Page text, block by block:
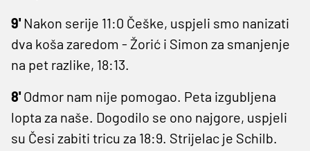
9' Nakon serije 11:0 Češke, uspjeli smo nanizati
dva koša zaredom - Žorić i Simon za smanjenje
na pet razlike, 18:13.
8' Odmor nam nije pomogao. Peta izgubljena
lopta za naše. Dogodilo se ono najgore, uspjeli
su Česi zabiti tricu za 18:9. Strijelac je Schilb.